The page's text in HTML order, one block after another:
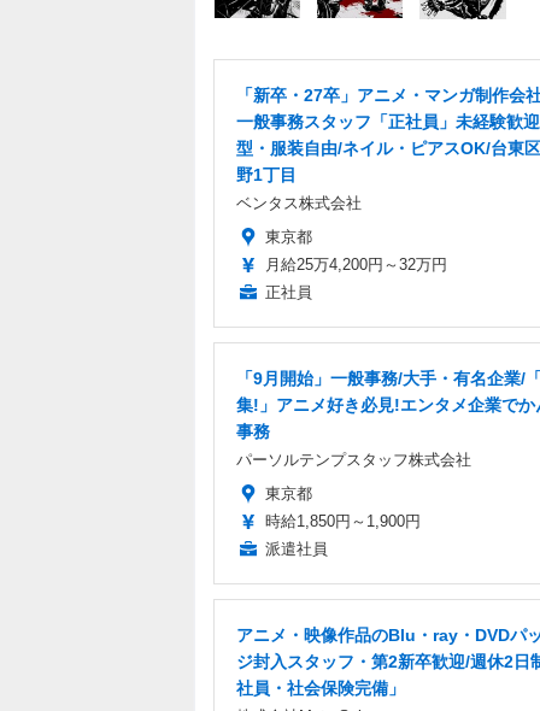
「新卒・27卒」アニメ・マンガ制作会
一般事務スタッフ「正社員」未経験歓
型・服装自由/ネイル・ピアスOK/台東
野1丁目
ベンタス株式会社
東京都
月給25万4,200円～32万円
正社員
「9月開始」一般事務/大手・有名企業/
集!」アニメ好き必見!エンタメ企業でか
事務
パーソルテンプスタッフ株式会社
東京都
時給1,850円～1,900円
派遣社員
アニメ・映像作品のBlu・ray・DVDパ
ジ封入スタッフ・第2新卒歓迎/週休2日
社員・社会保険完備」